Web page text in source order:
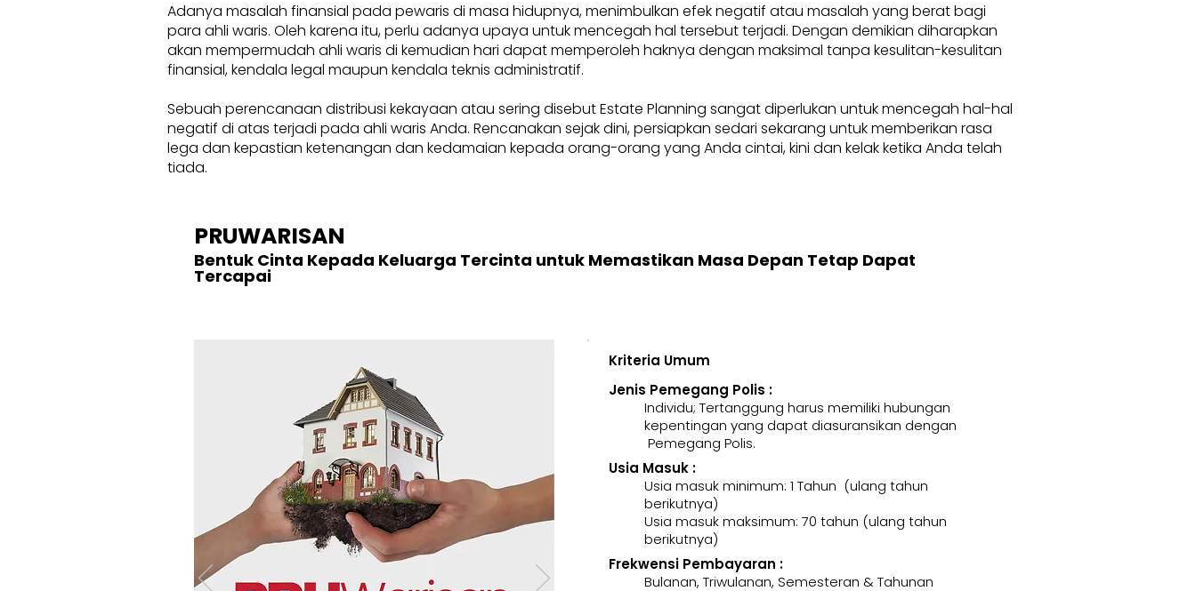
Adanya masalah finansial pada pewaris di masa hidupnya, menimbulkan efek negatif atau masalah yang berat bagi
para ahli waris. Oleh karena itu, perlu adanya upaya untuk mencegah hal tersebut terjadi. Dengan demikian diharapkan
akan mempermudah ahli waris di kemudian hari dapat memperoleh haknya dengan maksimal tanpa kesulitan-kesulitan
finansial, kendala legal maupun kendala teknis administratif.
Sebuah perencanaan distribusi kekayaan atau sering disebut Estate Planning sangat diperlukan untuk mencegah hal-hal
negatif di atas terjadi pada ahli waris Anda. Rencanakan sejak dini, persiapkan sedari sekarang untuk memberikan rasa
lega dan kepastian ketenangan dan kedamaian kepada orang-orang yang Anda cintai, kini dan kelak ketika Anda telah
tiada.
PRUWARISAN
Bentuk Cinta Kepada Keluarga Tercinta untuk Memastikan Masa Depan Tetap Dapat
Tercapai
Kriteria Umum
Jenis Pemegang Polis :
Individu; Tertanggung harus memiliki hubungan
kepentingan yang dapat diasuransikan dengan
Pemegang Polis.
Usia Masuk :
Usia masuk minimum: 1 Tahun (ulang tahun
berikutnya)
Usia masuk maksimum: 70 tahun (ulang tahun
berikutnya)
Frekwensi Pembayaran :
Bulanan, Triwulanan, Semesteran & Tahunan